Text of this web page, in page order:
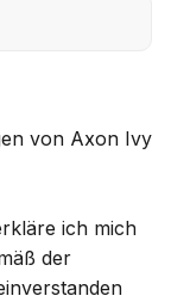
von Axon Ivy
ich mich
der